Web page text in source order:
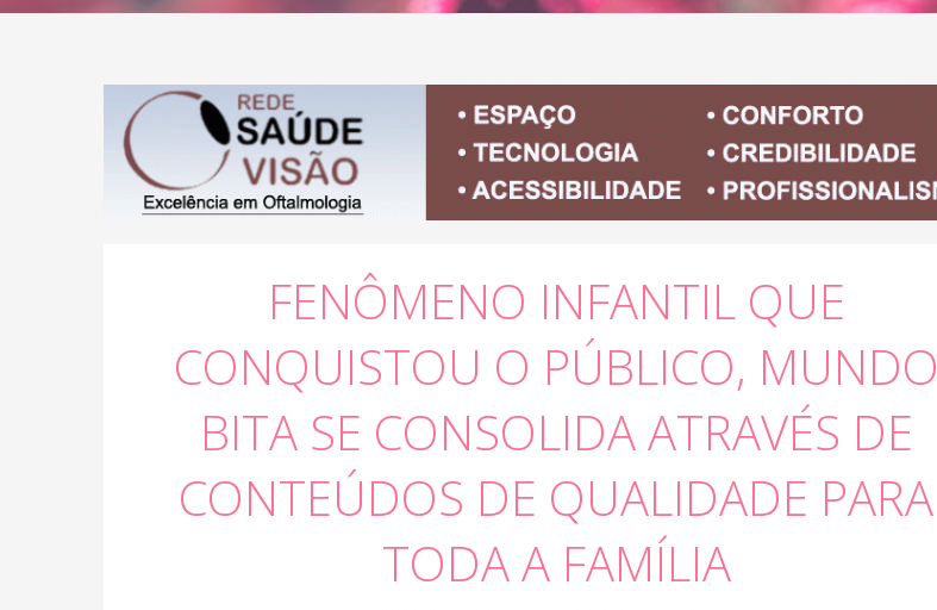
FENÔMENO INFANTIL QUE
CONQUISTOU O PÚBLICO, MUNDO
BITA SE CONSOLIDA ATRAVÉS DE
CONTEÚDOS DE QUALIDADE PARA
TODA A FAMÍLIA